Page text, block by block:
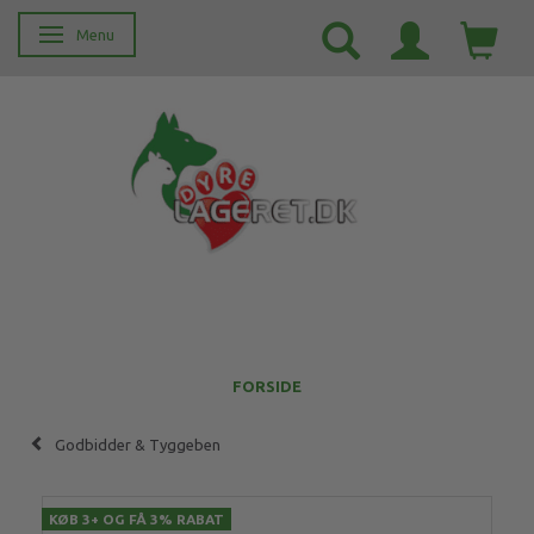
Skifte navigation
Menu
FORSIDE
Godbidder & Tyggeben
KØB 3+ OG FÅ 3% RABAT